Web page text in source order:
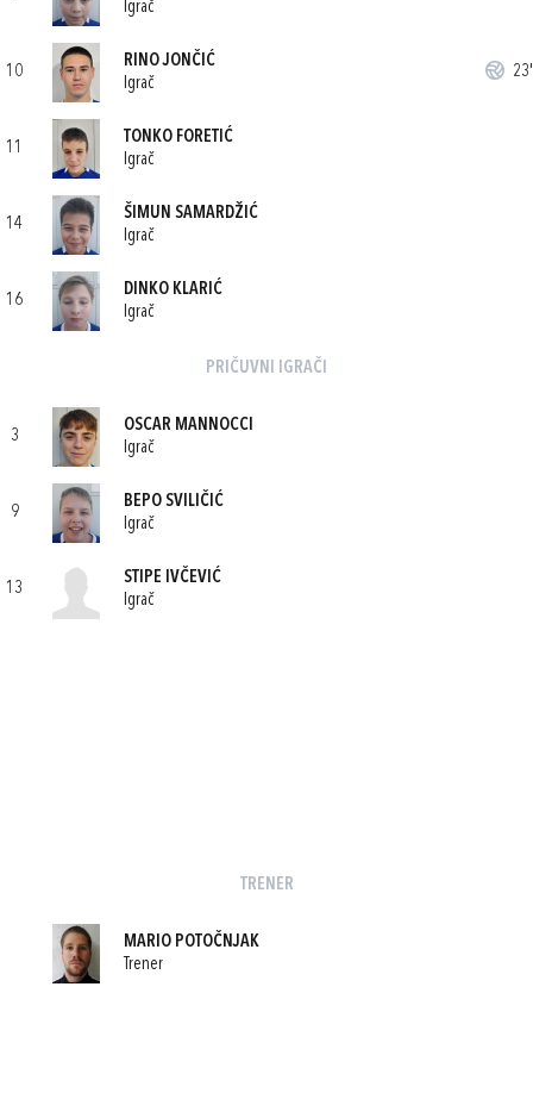
Igrač
10
RINO JONČIĆ
Igrač
23'
11
TONKO FORETIĆ
Igrač
14
ŠIMUN SAMARDŽIĆ
Igrač
16
DINKO KLARIĆ
Igrač
PRIČUVNI IGRAČI
3
OSCAR MANNOCCI
Igrač
9
BEPO SVILIČIĆ
Igrač
13
STIPE IVČEVIĆ
Igrač
TRENER
MARIO POTOČNJAK
Trener